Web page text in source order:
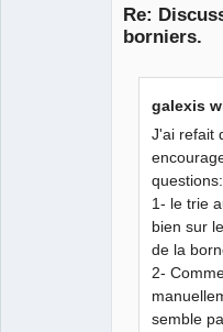
Re:
borniers.
galexis
J'ai refait
questions:
1- le trie
bien sur
de la
2-
semble